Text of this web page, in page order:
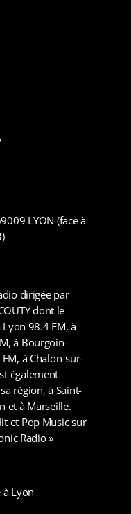
LYON (face à
dirigée par
dont le
98.4 FM, à
à Bourgoin-
à Chalon-sur-
également
région, à Saint-
et à Marseille.
et Pop Music sur
Radio »
à Lyon